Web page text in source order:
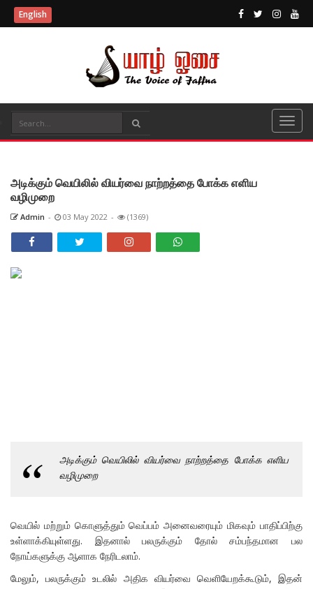
English
அடிக்கும் வெயிலில் வியர்வை நாற்றத்தை போக்க எளிய
வழிமுறை
Admin - 03 May 2022 - (1369)
அடிக்கும் வெயிலில் வியர்வை நாற்றத்தை போக்க எளிய
வழிமுறை
வெயில் மற்றும் கொளுத்தும் வெப்பம் அனைவரையும் மிகவும் பாதிப்பிற்கு
உள்ளாக்கியுள்ளது. இதனால் பலருக்கும் தோல் சம்பந்தமான பல
நோய்களுக்கு ஆளாக நேரிடலாம்.
மேலும், பலருக்கும் உடலில் அதிக வியர்வை வெளியேறக்கூடும், இதன்